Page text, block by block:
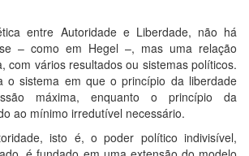
entre Autoridade e Liberdade, não há
– como em Hegel –, mas uma relação
com vários resultados ou sistemas políticos.
o sistema em que o princípio da liberdade
máxima, enquanto o princípio da
ao mínimo irredutível necessário.
isto é, o poder político indivisível,